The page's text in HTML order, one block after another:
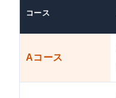
コース
Aコース